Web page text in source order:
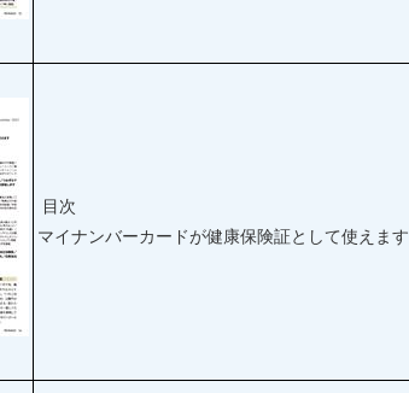
目次
マイナンバーカードが健康保険証として使えます